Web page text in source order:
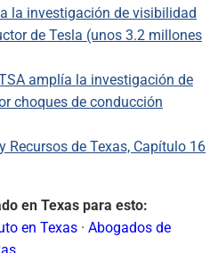
la investigación de visibilidad
de Tesla (unos 3.2 millones
amplía la investigación de
choques de conducción
Recursos de Texas, Capítulo 16
en Texas para esto:
en Texas · Abogados de